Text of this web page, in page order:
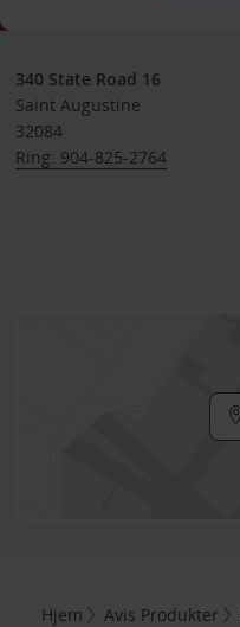
340 State Road 16
Saint Augustine
32084
Ring: 904-825-2764
Hjem Avis Produkter